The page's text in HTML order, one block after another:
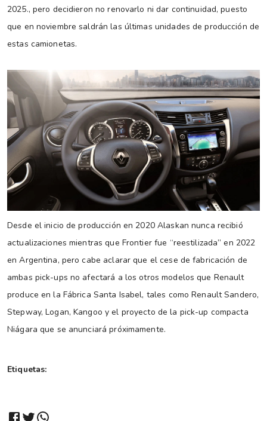
2025., pero decidieron no renovarlo ni dar continuidad, puesto
que en noviembre saldrán las últimas unidades de producción de
estas camionetas.
Desde el inicio de producción en 2020 Alaskan nunca recibió
actualizaciones mientras que Frontier fue “reestilizada” en 2022
en Argentina, pero cabe aclarar que el cese de fabricación de
ambas pick-ups no afectará a los otros modelos que Renault
produce en la Fábrica Santa Isabel, tales como Renault Sandero,
Stepway, Logan, Kangoo y el proyecto de la pick-up compacta
Niágara que se anunciará próximamente.
Etiquetas: